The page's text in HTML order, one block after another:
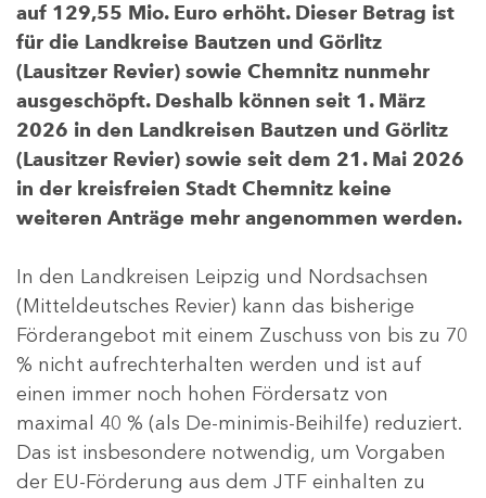
auf 129,55 Mio. Euro erhöht. Dieser Betrag ist
für die Landkreise Bautzen und Görlitz
(Lausitzer Revier) sowie Chemnitz nunmehr
ausgeschöpft. Deshalb können seit 1. März
2026 in den Landkreisen Bautzen und Görlitz
(Lausitzer Revier) sowie seit dem 21. Mai 2026
in der kreisfreien Stadt Chemnitz keine
weiteren Anträge mehr angenommen werden.
In den Landkreisen Leipzig und Nordsachsen
(Mitteldeutsches Revier) kann das bisherige
Förderangebot mit einem Zuschuss von bis zu 70
% nicht aufrechterhalten werden und ist auf
einen immer noch hohen Fördersatz von
maximal 40 % (als De-minimis-Beihilfe) reduziert.
Das ist insbesondere notwendig, um Vorgaben
der EU-Förderung aus dem JTF einhalten zu